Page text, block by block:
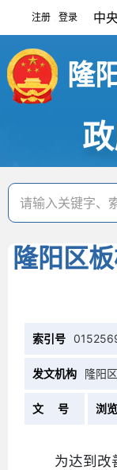
注册 登录 中
隆
隆阳区
索引号
发文机构 隆阳
文 号 浏
为达到改